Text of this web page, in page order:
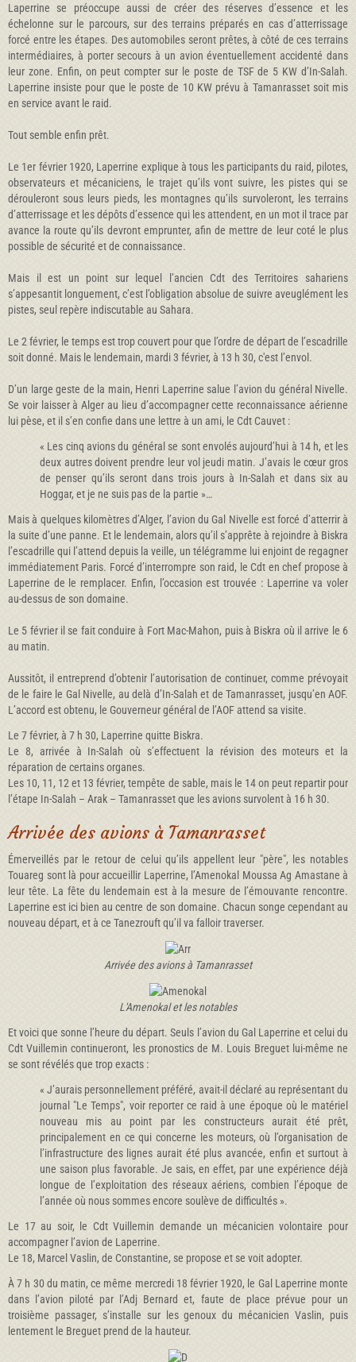
Laperrine se préoccupe aussi de créer des réserves d’essence et les
échelonne sur le parcours, sur des terrains préparés en cas d’atterrissage
forcé entre les étapes. Des automobiles seront prêtes, à côté de ces terrains
intermédiaires, à porter secours à un avion éventuellement accidenté dans
leur zone. Enfin, on peut compter sur le poste de TSF de 5 KW d’In-Salah.
Laperrine insiste pour que le poste de 10 KW prévu à Tamanrasset soit mis
en service avant le raid.
Tout semble enfin prêt.
Le 1er février 1920, Laperrine explique à tous les participants du raid, pilotes,
observateurs et mécaniciens, le trajet qu’ils vont suivre, les pistes qui se
dérouleront sous leurs pieds, les montagnes qu’ils survoleront, les terrains
d’atterrissage et les dépôts d’essence qui les attendent, en un mot il trace par
avance la route qu’ils devront emprunter, afin de mettre de leur coté le plus
possible de sécurité et de connaissance.
Mais il est un point sur lequel l’ancien Cdt des Territoires sahariens
s’appesantit longuement, c’est l’obligation absolue de suivre aveuglément les
pistes, seul repère indiscutable au Sahara.
Le 2 février, le temps est trop couvert pour que l’ordre de départ de l’escadrille
soit donné. Mais le lendemain, mardi 3 février, à 13 h 30, c'est l’envol.
D’un large geste de la main, Henri Laperrine salue l’avion du général Nivelle.
Se voir laisser à Alger au lieu d’accompagner cette reconnaissance aérienne
lui pèse, et il s’en confie dans une lettre à un ami, le Cdt Cauvet :
« Les cinq avions du général se sont envolés aujourd’hui à 14 h, et les
deux autres doivent prendre leur vol jeudi matin. J’avais le cœur gros
de penser qu’ils seront dans trois jours à In-Salah et dans six au
Hoggar, et je ne suis pas de la partie »…
Mais à quelques kilomètres d’Alger, l’avion du Gal Nivelle est forcé d’atterrir à
la suite d’une panne. Et le lendemain, alors qu’il s’apprête à rejoindre à Biskra
l’escadrille qui l’attend depuis la veille, un télégramme lui enjoint de regagner
immédiatement Paris. Forcé d’interrompre son raid, le Cdt en chef propose à
Laperrine de le remplacer. Enfin, l’occasion est trouvée : Laperrine va voler
au-dessus de son domaine.
Le 5 février il se fait conduire à Fort Mac-Mahon, puis à Biskra où il arrive le 6
au matin.
Aussitôt, il entreprend d’obtenir l’autorisation de continuer, comme prévoyait
de le faire le Gal Nivelle, au delà d’In-Salah et de Tamanrasset, jusqu’en AOF.
L’accord est obtenu, le Gouverneur général de l’AOF attend sa visite.
Le 7 février, à 7 h 30, Laperrine quitte Biskra.
Le 8, arrivée à In-Salah où s’effectuent la révision des moteurs et la
réparation de certains organes.
Les 10, 11, 12 et 13 février, tempête de sable, mais le 14 on peut repartir pour
l’étape In-Salah – Arak – Tamanrasset que les avions survolent à 16 h 30.
Arrivée des avions à Tamanrasset
Émerveillés par le retour de celui qu’ils appellent leur "père", les notables
Touareg sont là pour accueillir Laperrine, l’Amenokal Moussa Ag Amastane à
leur tête. La fête du lendemain est à la mesure de l’émouvante rencontre.
Laperrine est ici bien au centre de son domaine. Chacun songe cependant au
nouveau départ, et à ce Tanezrouft qu’il va falloir traverser.
Arrivée des avions à Tamanrasset
L'Amenokal et les notables
Et voici que sonne l’heure du départ. Seuls l’avion du Gal Laperrine et celui du
Cdt Vuillemin continueront, les pronostics de M. Louis Breguet lui-même ne
se sont révélés que trop exacts :
« J’aurais personnellement préféré, avait-il déclaré au représentant du
journal "Le Temps", voir reporter ce raid à une époque où le matériel
nouveau mis au point par les constructeurs aurait été prêt,
principalement en ce qui concerne les moteurs, où l’organisation de
l’infrastructure des lignes aurait été plus avancée, enfin et surtout à
une saison plus favorable. Je sais, en effet, par une expérience déjà
longue de l’exploitation des réseaux aériens, combien l’époque de
l’année où nous sommes encore soulève de difficultés ».
Le 17 au soir, le Cdt Vuillemin demande un mécanicien volontaire pour
accompagner l’avion de Laperrine.
Le 18, Marcel Vaslin, de Constantine, se propose et se voit adopter.
À 7 h 30 du matin, ce même mercredi 18 février 1920, le Gal Laperrine monte
dans l’avion piloté par l’Adj Bernard et, faute de place prévue pour un
troisième passager, s’installe sur les genoux du mécanicien Vaslin, puis
lentement le Breguet prend de la hauteur.